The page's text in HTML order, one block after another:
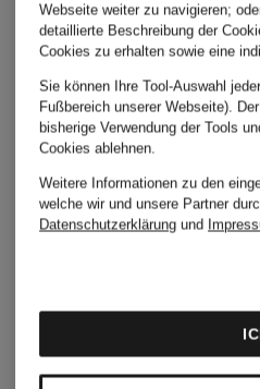
Shirt
WARM
89,95 €
Webseite weiter zu navigieren;
detaillierte Beschreibung der
Cookies zu erhalten sowie eine
Sie können Ihre Tool-Auswahl
Fußbereich unserer Webseite).
bisherige Verwendung der Tools
Cookies ablehnen.
Weitere Informationen zu den
welche wir und unsere Partner
Datenschutzerklärung und